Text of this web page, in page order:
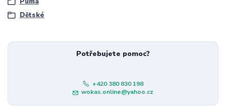
Dětské
Potřebujete pomoc?
+420 380 830 198
wokas.online@yahoo.cz